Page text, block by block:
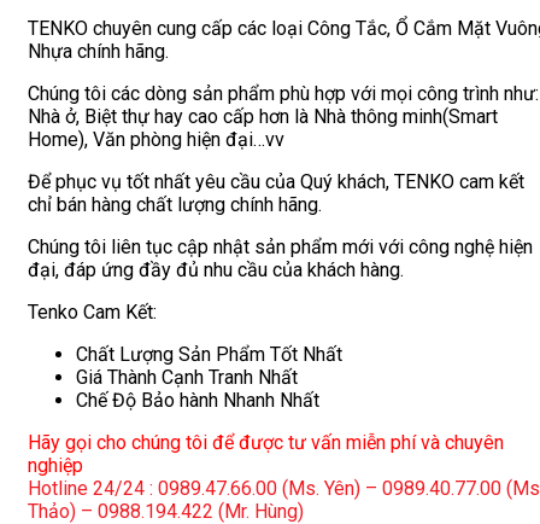
TENKO chuyên cung cấp các loại Công Tắc, Ổ Cắm Mặt
Nhựa chính hãng.
Chúng tôi các dòng sản phẩm phù hợp với mọi công trình như:
Nhà ở, Biệt thự hay cao cấp hơn là Nhà thông minh(Smart
Home), Văn phòng hiện đại…vv
Để phục vụ tốt nhất yêu cầu của Quý khách, TENKO cam kết
chỉ bán hàng chất lượng chính hãng.
Chúng tôi liên tục cập nhật sản phẩm mới với công nghệ hiện
đại, đáp ứng đầy đủ nhu cầu của khách hàng.
Tenko Cam Kết:
Chất Lượng Sản Phẩm Tốt Nhất
Giá Thành Cạnh Tranh Nhất
Chế Độ Bảo hành Nhanh Nhất
Hãy gọi cho chúng tôi để được tư vấn miễn phí và chuyên
nghiệp
Hotline 24/24 : 0989.47.66.00 (Ms. Yên) – 0989.40.77.00 (Ms
Thảo) – 0988.194.422 (Mr. Hùng)